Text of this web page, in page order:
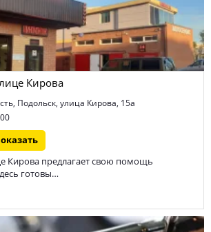
Кирова
Подольск, улица Кирова, 15а
Кирова предлагает свою помощь
готовы…